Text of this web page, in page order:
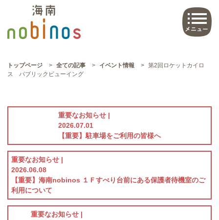
トップページ > 全ての記事 > イベント情報 > 第2回ロケットカイロ
ス パブリックビューイング
重要なお知らせ |
2026.07.01
【重要】駐車場をご利用の皆様へ
重要なお知らせ |
2026.06.08
【重要】海南nobinos １Ｆすべり台前にある保護者待機室のご
利用について
重要なお知らせ |